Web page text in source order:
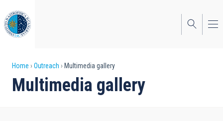
to
main
content
Breadcrumb
Home Outreach Multimedia gallery
Multimedia gallery